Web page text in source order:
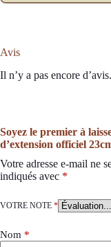
Avis
Il n’y a pas encore d’avis.
Soyez le premier à
d’extension officiel
Votre adresse e-mail ne
indiqués avec *
VOTRE NOTE *
Nom *